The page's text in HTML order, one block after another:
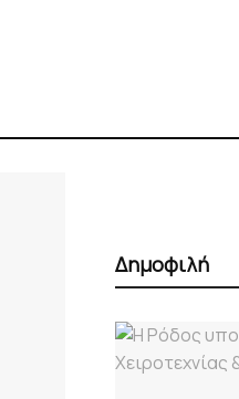
Δημοφιλή